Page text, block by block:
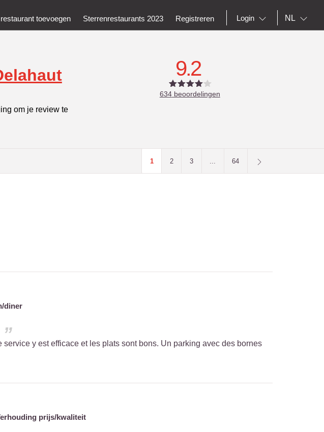
toevoegen Sterrenrestaurants 2023 Registreren Login NL
om je review te
9.2
634beoordelingen
1 2 3 ... 64
diner
y est efficace et les plats sont bons. Un parking avec des bornes
prijs/kwaliteit